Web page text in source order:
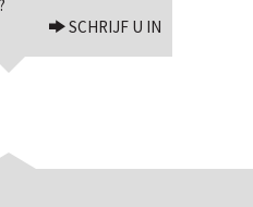
SCHRIJF U IN